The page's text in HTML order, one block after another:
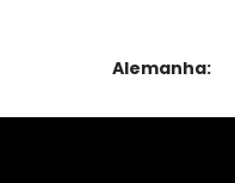
Alemanha: